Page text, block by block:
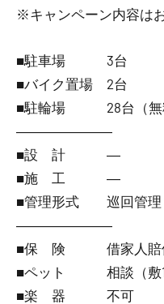
※キャンペーン内容は
■駐車場 3台
■バイク置場 2台
■駐輪場 28台（無
―――――――
■設 計 ―
■施 工 ―
■管理形式 巡回管理
―――――――
■保 険 借家人賠償
■ペット 相談（敷1
■楽 器 不可